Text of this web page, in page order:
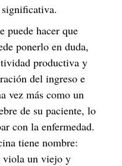
significativa.
puede hacer que
ponerlo en duda,
productiva y
del ingreso e
vez más como un
de su paciente, lo
con la enfermedad.
tiene nombre:
viola un viejo y